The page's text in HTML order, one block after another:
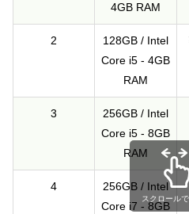
4GB RAM
2
128GB / Intel
Core i5 - 4GB
RAM
3
256GB / Intel
Core i5 - 8GB
RAM
4
256GB / Intel
Core i7 - 8GB
スクロール